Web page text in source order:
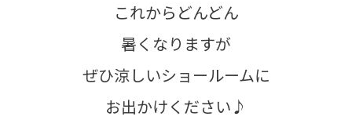
これからどんどん
暑くなりますが
ぜひ涼しいショールームに
お出かけください♪